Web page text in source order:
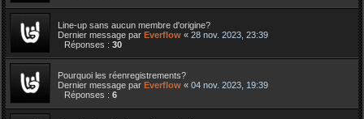
Line-up sans aucun membre d'origine?
Dernier message par Everflow « 28 nov. 2023, 23:39
Réponses : 30
Pourquoi les réenregistrements?
Dernier message par Everflow « 04 nov. 2023, 19:39
Réponses : 6